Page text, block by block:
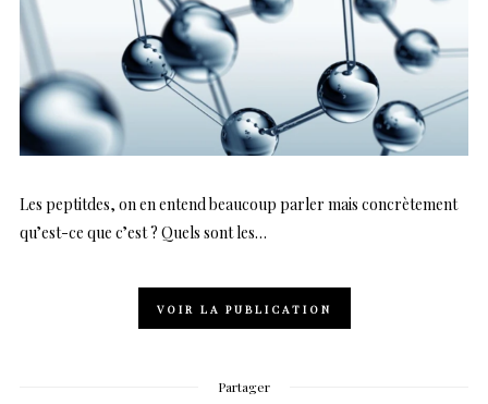
Les peptitdes, on en entend beaucoup parler mais concrètement
qu’est-ce que c’est ? Quels sont les…
VOIR LA PUBLICATION
Partager